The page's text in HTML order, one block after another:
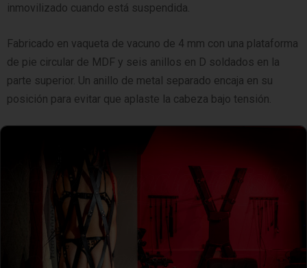
inmovilizado cuando está suspendida.
Fabricado en vaqueta de vacuno de 4 mm con una plataforma
de pie circular de MDF y seis anillos en D soldados en la
parte superior. Un anillo de metal separado encaja en su
posición para evitar que aplaste la cabeza bajo tensión.